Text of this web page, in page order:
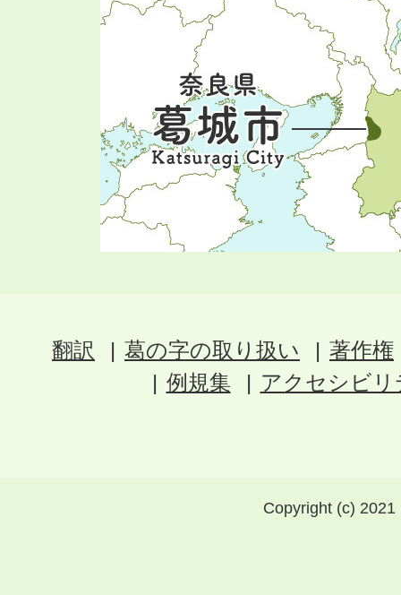
翻訳 葛の字の取り扱い
著作権
例規集
アクセシビ
Copyright (c)